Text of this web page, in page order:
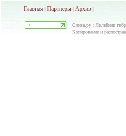
Главная| Партнеры| Архив|
Слива.ру : Лилейник
Копирование и